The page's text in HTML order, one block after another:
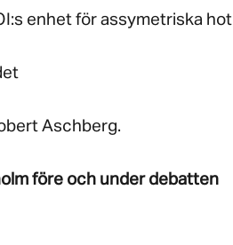
enhet för assymetriska hot
Aschberg.
före och under debatten